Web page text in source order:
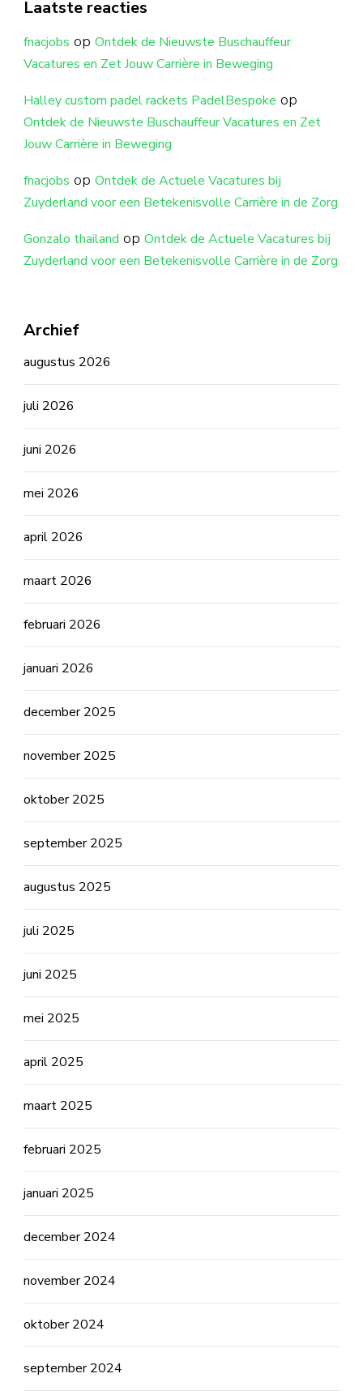
Laatste reacties
fnacjobs op Ontdek de Nieuwste Buschauffeur
Vacatures en Zet Jouw Carrière in Beweging
Halley custom padel rackets PadelBespoke op
Ontdek de Nieuwste Buschauffeur Vacatures en Zet
Jouw Carrière in Beweging
fnacjobs op Ontdek de Actuele Vacatures bij
Zuyderland voor een Betekenisvolle Carrière in de Zorg
Gonzalo thailand op Ontdek de Actuele Vacatures bij
Zuyderland voor een Betekenisvolle Carrière in de Zorg
Archief
augustus 2026
juli 2026
juni 2026
mei 2026
april 2026
maart 2026
februari 2026
januari 2026
december 2025
november 2025
oktober 2025
september 2025
augustus 2025
juli 2025
juni 2025
mei 2025
april 2025
maart 2025
februari 2025
januari 2025
december 2024
november 2024
oktober 2024
september 2024